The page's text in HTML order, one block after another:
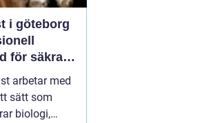
i göteborg
för säkra
träd
arbetar med
sätt som
biologi,